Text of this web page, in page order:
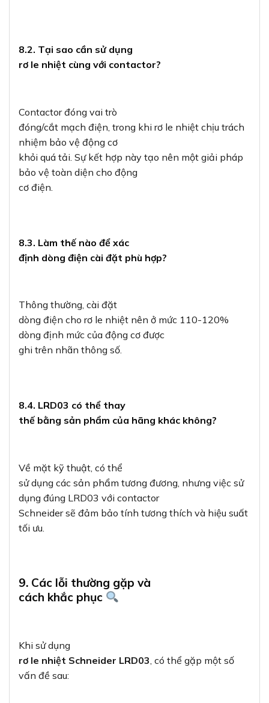
8.2. Tại sao cần sử dụng
rơ le nhiệt cùng với contactor?
Contactor đóng vai trò
đóng/cắt mạch điện, trong khi rơ le nhiệt chịu trách
nhiệm bảo vệ động cơ
khỏi quá tải. Sự kết hợp này tạo nên một giải pháp
bảo vệ toàn diện cho động
cơ điện.
8.3. Làm thế nào để xác
định dòng điện cài đặt phù hợp?
Thông thường, cài đặt
dòng điện cho rơ le nhiệt nên ở mức 110-120%
dòng định mức của động cơ được
ghi trên nhãn thông số.
8.4. LRD03 có thể thay
thế bằng sản phẩm của hãng khác không?
Về mặt kỹ thuật, có thể
sử dụng các sản phẩm tương đương, nhưng việc sử
dụng đúng LRD03 với contactor
Schneider sẽ đảm bảo tính tương thích và hiệu suất
tối ưu.
9. Các lỗi thường gặp và
cách khắc phục
Khi sử dụng
rơ le nhiệt Schneider LRD03 , có thể gặp một số
vấn đề sau: